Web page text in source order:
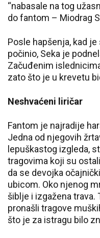
“nabasale na tog
do fantom – Miodrag
Posle hapšenja, kad
počinio, Seka je
Začuđenim
zato što je u krevetu
Neshvaćeni liričar
Fantom je najradije
Jedna od njegovih
lepuškastog izgleda,
tragovima koji su
da se devojka
ubicom. Oko njenog
šiblje i izgažena
pronašli tragove
što je za istragu bilo